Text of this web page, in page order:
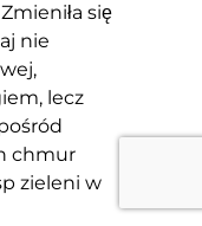
się
nie
lecz
chmur
zieleni w